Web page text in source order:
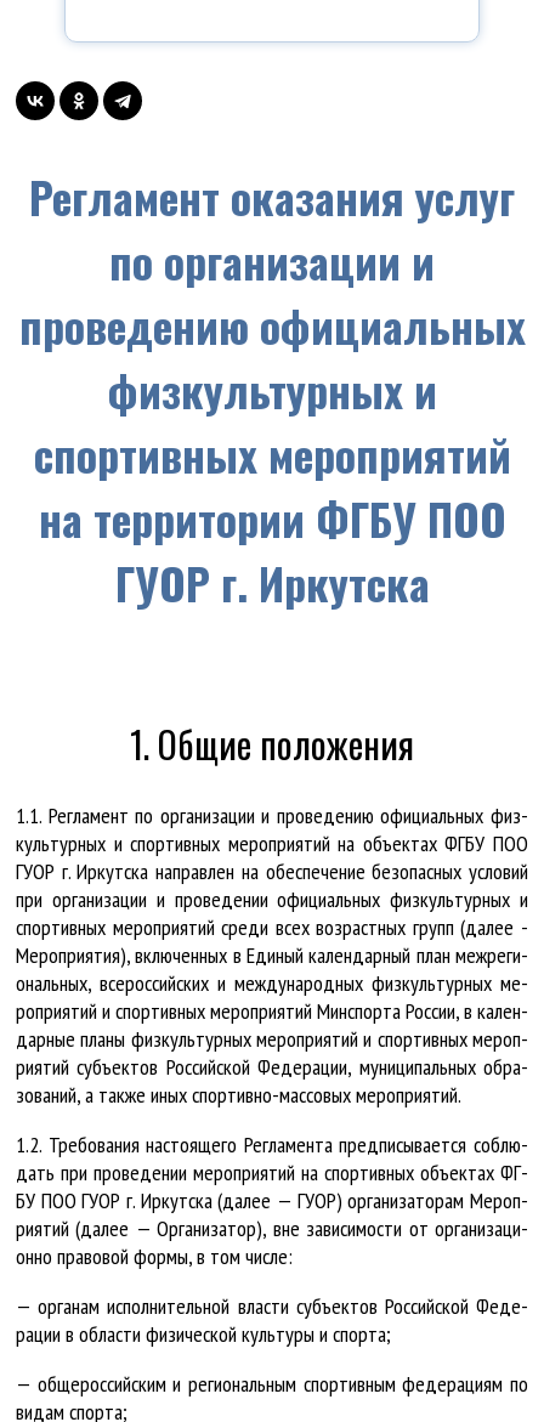
Регламент оказания услуг
по организации и
проведению официальных
физкультурных и
спортивных мероприятий
на территории ФГБУ ПОО
ГУОР г. Иркутска
1. Общие положения
1.1. Рег­ла­мент по ор­га­ни­за­ции и про­ве­де­нию офи­ци­аль­ных физ­
куль­тур­ных и спор­тив­ных ме­роп­ри­я­тий на объ­ек­тах ФГ­БУ ПОО
ГУ­ОР г. Ир­кут­ска на­прав­лен на обес­пе­че­ние без­опас­ных усло­вий
при ор­га­ни­за­ции и про­ве­де­нии офи­ци­аль­ных физ­куль­тур­ных и
спор­тив­ных ме­роп­ри­я­тий сре­ди всех воз­раст­ных групп (да­лее -
Ме­роп­ри­я­тия), вклю­чен­ных в Еди­ный ка­лен­дар­ный план меж­ре­ги­
о­наль­ных, все­рос­сий­ских и меж­ду­на­род­ных физ­куль­тур­ных ме­
роп­ри­я­тий и спор­тив­ных ме­роп­ри­я­тий Мин­спор­та Рос­сии, в ка­лен­
дар­ные пла­ны физ­куль­тур­ных ме­роп­ри­я­тий и спор­тив­ных ме­роп­
ри­я­тий субъ­ек­тов Рос­сий­ской Фе­де­ра­ции, му­ни­ци­паль­ных об­ра­
зо­ва­ний, а так­же иных спор­тив­но-мас­со­вых ме­роп­ри­я­тий.
1.2. Тре­бо­ва­ния на­сто­я­ще­го Рег­ла­мен­та пред­пи­сы­ва­ет­ся со­блю­
дать при про­ве­де­нии ме­роп­ри­я­тий на спор­тив­ных объ­ек­тах ФГ­
БУ ПОО ГУ­ОР г. Ир­кут­ска (да­лее — ГУ­ОР) ор­га­ни­за­то­рам Ме­роп­
ри­я­тий (да­лее — Ор­га­ни­за­тор), вне за­ви­си­мос­ти от ор­га­ни­за­ци­
он­но пра­во­вой фор­мы, в том чис­ле:
— ор­га­нам ис­пол­ни­тель­ной влас­ти субъ­ек­тов Рос­сий­ской Фе­де­
ра­ции в об­лас­ти фи­зи­чес­кой куль­ту­ры и спор­та;
— об­ще­рос­сий­ским и ре­гио­наль­ным спор­тив­ным фе­де­ра­ци­ям по
ви­дам спор­та;